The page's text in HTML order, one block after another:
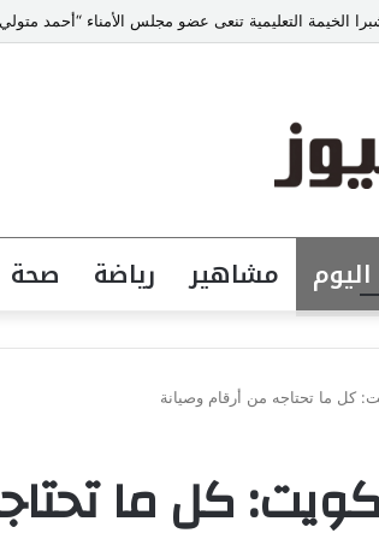
الخيمة التعليمية تنعى عضو مجلس الأمناء “أحمد
اليوم مشاهير رياضة صحة
كل ما تحتاجه من أرقام وصيانة
كل ما